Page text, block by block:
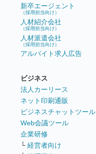
新卒エージェント
（採用担当向け）
人材紹介会社
（採用担当向け）
人材派遣会社
（採用担当向け）
アルバイト求人広告
ビジネス
法人カーリース
ネット印刷通販
ビジネスチャットツール
Web会議ツール
企業研修
└ 経営者向け